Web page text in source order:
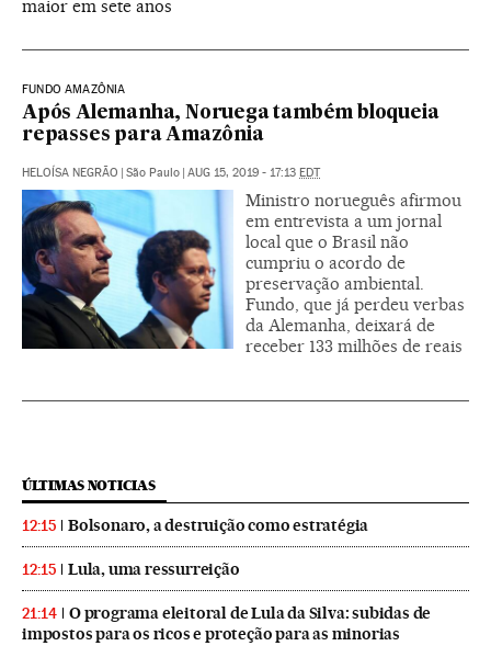
maior em sete anos
FUNDO AMAZÔNIA
Após Alemanha, Noruega também bloqueia
repasses para Amazônia
HELOÍSA NEGRÃO São Paulo AUG 15, 2019 - 17:13 EDT
Ministro norueguês afirmou
em entrevista a um jornal
local que o Brasil não
cumpriu o acordo de
preservação ambiental.
Fundo, que já perdeu verbas
da Alemanha, deixará de
receber 133 milhões de reais
ÚLTIMAS NOTICIAS
12:15 Bolsonaro, a destruição como estratégia
12:15 Lula, uma ressurreição
21:14
O programa eleitoral de Lula da Silva: subidas de
impostos para os ricos e proteção para as minorias